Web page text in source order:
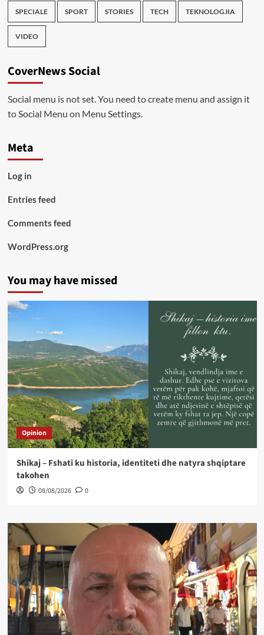
SPECIALE SPORT STORIES TECH TEKNOLOGJIA
VIDEO
CoverNews Social
Social menu is not set. You need to create menu and assign it
to Social Menu on Menu Settings.
Meta
Log in
Entries feed
Comments feed
WordPress.org
You may have missed
Opinion
Shikaj – Fshati ku historia, identiteti dhe natyra shqiptare
takohen
08/08/2026 0